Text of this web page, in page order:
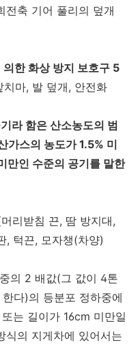
전축 기어 풀리의 덮개
한 화상 방지 보호구 5
마, 발 덮개, 안전화
라 함은 산소농도의 범
가스의 농도가 1.5% 미
만인 수준의 공기를 말한
리받침 끈, 땀 방지대,
, 턱끈, 모자챙(차양)
의 2 배값(그 값이 4톤
다)의 등분포 정하중에
는 길이가 16cm 미만일
식의 지게차에 있어서는